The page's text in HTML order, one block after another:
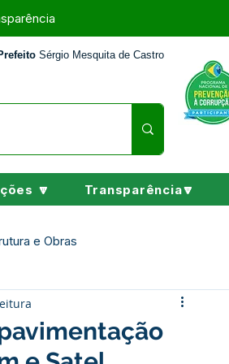
Sérgio Mesquita de Castro
🔽 Transparência🔽
e Obras